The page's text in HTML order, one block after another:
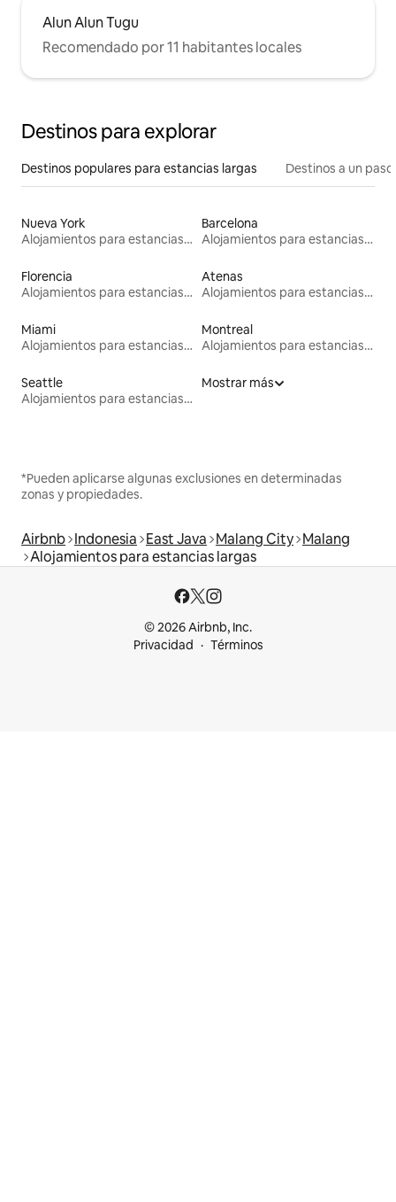
Alun Alun Tugu
Recomendado por 11 habitantes locales
Destinos para explorar
Destinos populares para estancias largas Destinos a un
Nueva York
Alojamientos para estancias largas
Barcelona
Alojamientos para estancias largas
Florencia
Alojamientos para estancias largas
Atenas
Alojamientos para estancias largas
Miami
Alojamientos para estancias largas
Montreal
Alojamientos para estancias largas
Seattle
Alojamientos para estancias largas
Mostrar más
*Pueden aplicarse algunas exclusiones en determinadas
zonas y propiedades.
Airbnb Indonesia East Java Malang City Malang
Alojamientos para estancias largas
© 2026 Airbnb, Inc.
Privacidad
Términos